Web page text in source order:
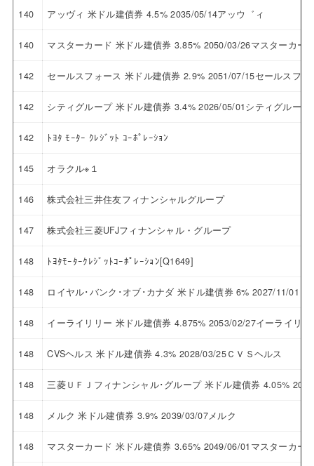
140 アッヴィ 米ドル建債券 4.5% 2035/05/14アッウ゛ィ
140 マスターカード 米ドル建債券 3.85% 2050/03/26マスターカー
142 セールスフォース 米ドル建債券 2.9% 2051/07/15セールスフォ
142 シティグループ 米ドル建債券 3.4% 2026/05/01シティグループ
142 ﾄﾖﾀ ﾓｰﾀｰ ｸﾚｼﾞｯﾄ ｺｰﾎﾟﾚｰｼｮﾝ
145 オラクル※１
146 株式会社三井住友フィナンシャルグループ
147 株式会社三菱UFJフィナンシャル・グループ
148 ﾄﾖﾀﾓｰﾀｰｸﾚｼﾞｯﾄｺｰﾎﾟﾚｰｼｮﾝ[Q1649]
148 ロイヤル･バンク･オブ･カナダ 米ドル建債券 6% 2027/11/01ロ
148 イーライリリー 米ドル建債券 4.875% 2053/02/27イーライリリ
148 CVSヘルス 米ドル建債券 4.3% 2028/03/25ＣＶＳヘルス
148 三菱ＵＦＪフィナンシャル･グループ 米ドル建債券 4.05%
148 メルク 米ドル建債券 3.9% 2039/03/07メルク
148 マスターカード 米ドル建債券 3.65% 2049/06/01マスターカー